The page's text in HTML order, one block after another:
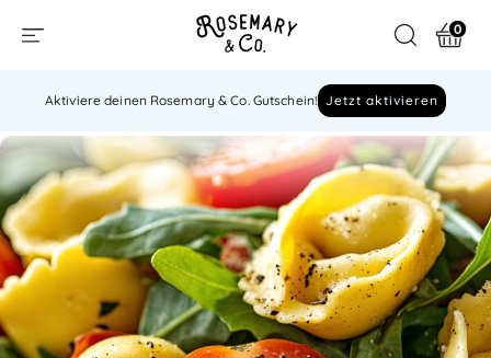
0
Aktiviere deinen Rosemary & Co. Gutschein! Jetzt aktivieren